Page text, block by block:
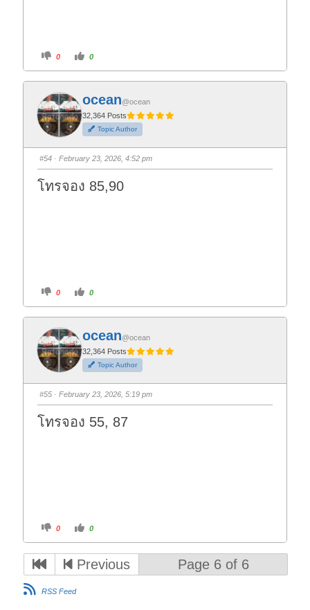
C
i
f
o
r
t
h
u
m
d
o
n
.
0
C
i
o
t
h
u
m
u
p
0
ocean@ocean
32,364 Posts
Topic Author
#54 · February 23, 2026, 4:52 pm
โทรจอง 85,90
C
i
k
f
o
r
t
h
u
m
d
o
n
.
0
C
i
k
o
r
t
h
u
m
u
p
0
ocean@ocean
32,364 Posts
Topic Author
#55 · February 23, 2026, 5:19 pm
โทรจอง 55, 87
C
i
k
h
0
C
i
k
f
o
0
Previous Page 6 of 6
RSS Feed